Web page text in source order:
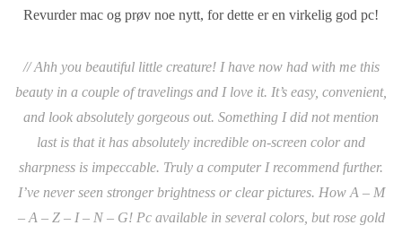
Revurder mac og prøv noe nytt, for dette er en virkelig god pc!
// Ahh you beautiful little creature! I have now had with me this
beauty in a couple of travelings and I love it. It’s easy, convenient,
and look absolutely gorgeous out. Something I did not mention
last is that it has absolutely incredible on-screen color and
sharpness is impeccable. Truly a computer I recommend further.
I’ve never seen stronger brightness or clear pictures. How A – M
– A – Z – I – N – G! Pc available in several colors, but rose gold